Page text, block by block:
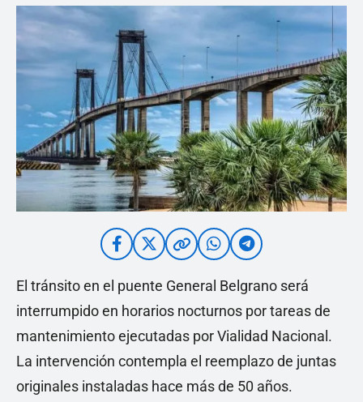
El tránsito en el puente General Belgrano será
interrumpido en horarios nocturnos por tareas de
mantenimiento ejecutadas por Vialidad Nacional.
La intervención contempla el reemplazo de juntas
originales instaladas hace más de 50 años.